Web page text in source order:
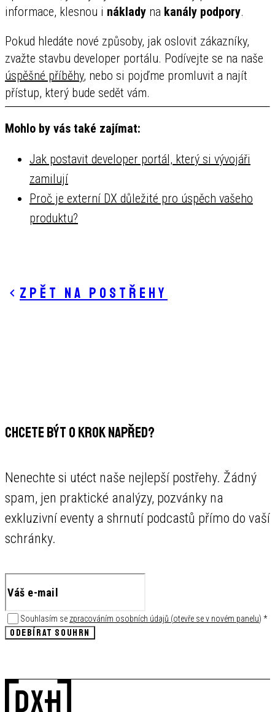
informace, klesnou i náklady na kanály podpory.
Pokud hledáte nové způsoby, jak oslovit zákazníky,
zvažte stavbu developer portálu. Podívejte se na naše
úspěšné příběhy, nebo si pojďme promluvit a najít
přístup, který bude sedět vám.
Mohlo by vás také zajímat:
Jak postavit developer portál, který si vývojáři
zamilují
Proč je externí DX důležité pro úspěch vašeho
produktu?
Zpět na postřehy
CHCETE BÝT O KROK NAPŘED?
Nenechte si utéct naše nejlepší postřehy. Žádný
spam, jen praktické analýzy, pozvánky na
exkluzivní eventy a shrnutí podcastů přímo do vaší
schránky.
Souhlasím se zpracováním osobních údajů (otevře se v novém panelu) *
ODEBÍRAT SOUHRN